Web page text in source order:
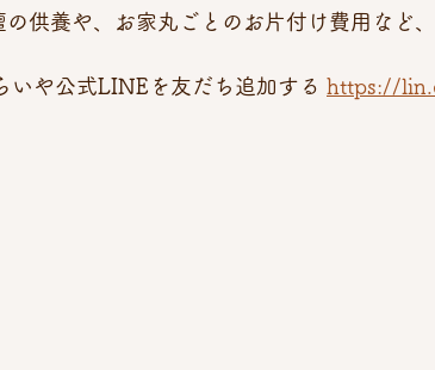
供養や、お家丸ごとのお片付け費用など
いや公式LINEを友だち追加する https://